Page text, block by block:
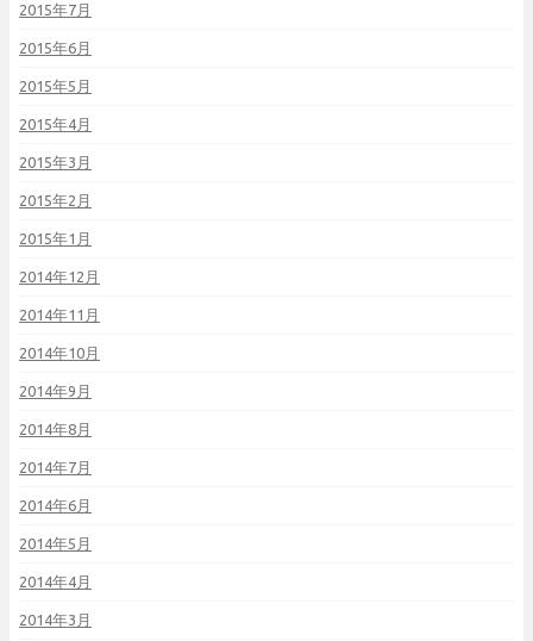
2015年7月
2015年6月
2015年5月
2015年4月
2015年3月
2015年2月
2015年1月
2014年12月
2014年11月
2014年10月
2014年9月
2014年8月
2014年7月
2014年6月
2014年5月
2014年4月
2014年3月